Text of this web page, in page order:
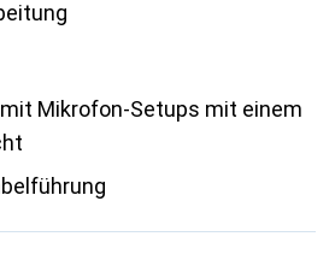
Mikrofon-Setups mit einem